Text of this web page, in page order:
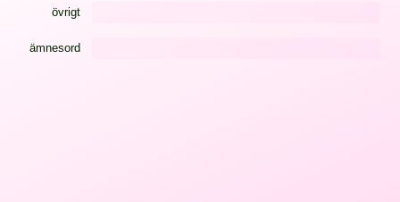
övrigt
ämnesord